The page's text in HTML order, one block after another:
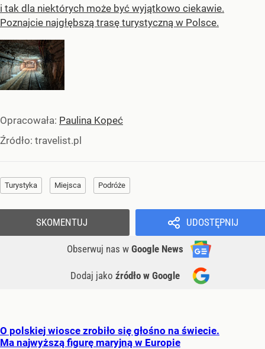
i tak dla niektórych może być wyjątkowo ciekawie.
Poznajcie najgłębszą trasę turystyczną w Polsce.
Opracowała: Paulina Kopeć
Źródło: travelist.pl
Turystyka Miejsca Podróże
UDOSTĘPNIJ
Obserwuj nas w Google News
Dodaj jako źródło w Google
SKOMENTUJ
O polskiej wiosce zrobiło się głośno na świecie.
Ma najwyższą figurę maryjną w Europie